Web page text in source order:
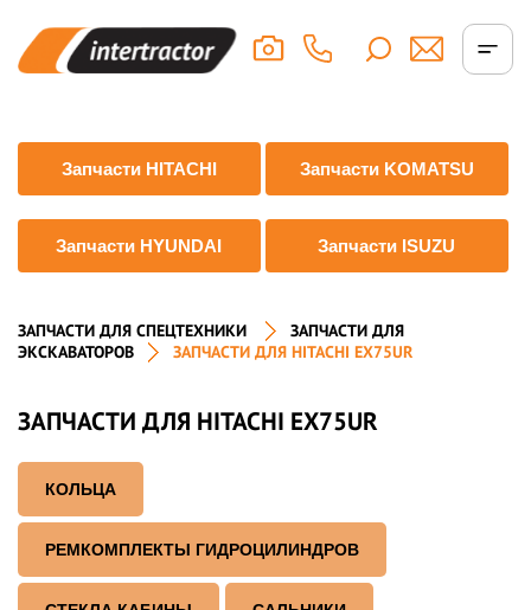
Запчасти HITACHI Запчасти KOMATSU
Запчасти HYUNDAI Запчасти ISUZU
ЗАПЧАСТИ ДЛЯ СПЕЦТЕХНИКИ
ЗАПЧАСТИ ДЛЯ
ЭКСКАВАТОРОВ
ЗАПЧАСТИ ДЛЯ HITACHI EX75UR
ЗАПЧАСТИ ДЛЯ HITACHI EX75UR
КОЛЬЦА
РЕМКОМПЛЕКТЫ ГИДРОЦИЛИНДРОВ